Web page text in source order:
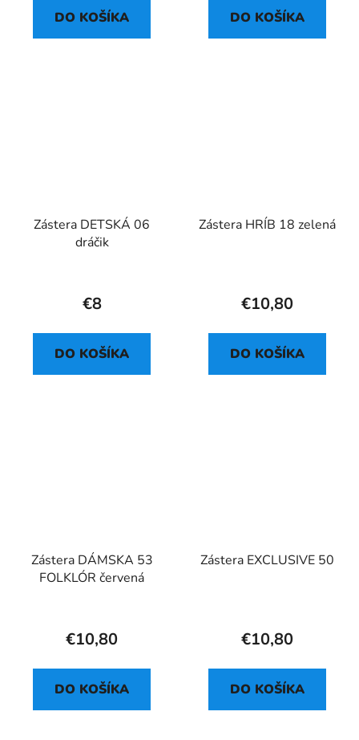
DO KOŠÍKA DO KOŠÍKA
Zástera DETSKÁ 06
dráčik
€8
DO KOŠÍKA
Zástera HRÍB 18 zelená
€10,80
DO KOŠÍKA
Zástera DÁMSKA 53
FOLKLÓR červená
€10,80
DO KOŠÍKA
Zástera EXCLUSIVE 50
€10,80
DO KOŠÍKA